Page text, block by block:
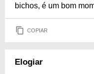
bichos, é um bom
COPIAR
Elogiar